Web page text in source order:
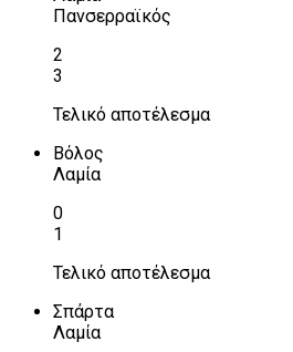
Πανσερραϊκός
2
3
Τελικό αποτέλεσμα
Βόλος
Λαμία
0
1
Τελικό αποτέλεσμα
Σπάρτα
Λαμία